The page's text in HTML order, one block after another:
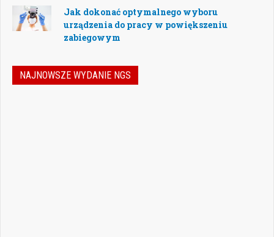
Jak dokonać optymalnego wyboru
urządzenia do pracy w powiększeniu
zabiegowym
NAJNOWSZE WYDANIE NGS